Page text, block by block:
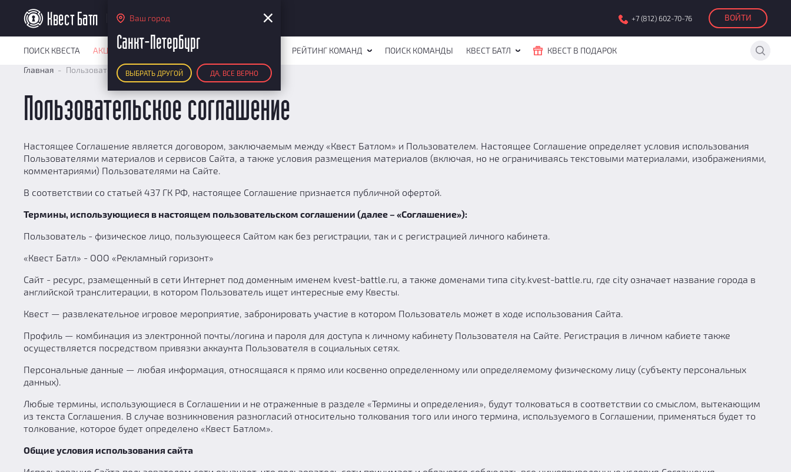
Санкт-Петербург
Ваш город
Санкт-Петербург
ВЫБРАТЬ ДРУГОЙ ДА, ВСЕ ВЕРНО
+7 (812) 602-70-76 ВОЙТИ
ПОИСК КВЕСТА АКЦИИ РЕЙТИНГ КВЕСТОВ РЕЙТИНГ КОМАНД ПОИСК КОМАНДЫ КВЕСТ БАТЛ
КВЕСТ В ПОДАРОК
Главная
Пользовательское соглашение
Пользовательское соглашение
Настоящее Соглашение является договором, заключаемым между «Квест Батлом» и Пользователем. Настоящее Соглашение определяет условия использования
Пользователями материалов и сервисов Сайта, а также условия размещения материалов (включая, но не ограничиваясь текстовыми материалами, изображениями,
комментариями) Пользователями на Сайте.
В соответствии со статьей 437 ГК РФ, настоящее Соглашение признается публичной офертой.
Термины, использующиеся в настоящем пользовательском соглашении (далее – «Соглашение»):
Пользователь - физическое лицо, пользующееся Сайтом как без регистрации, так и с регистрацией личного кабинета.
«Квест Батл» - ООО «Рекламный горизонт»
Сайт - ресурс, рзамещенный в сети Интернет под доменным именем kvest-battle.ru, а также доменами типа city.kvest-battle.ru, где city означает название города в
английской транслитерации, в котором Пользователь ищет интересные ему Квесты.
Квест — развлекательное игровое мероприятие, забронировать участие в котором Пользователь может в ходе использования Сайта.
Профиль — комбинация из электронной почты/логина и пароля для доступа к личному кабинету Пользователя на Сайте. Регистрация в личном кабиете также
осуществляется посредством привязки аккаунта Пользователя в социальных сетях.
Персональные данные — любая информация, относящаяся к прямо или косвенно определенному или определяемому физическому лицу (субъекту персональных
данных).
Любые термины, использующиеся в Соглашении и не отраженные в разделе «Термины и определения», будут толковаться в соответствии со смыслом, вытекающим
из текста Соглашения. В случае возникновения разногласий относительно толкования того или иного термина, используемого в Соглашении, применяться будет то
толкование, которое будет определено «Квест Батлом».
Общие условия использования сайта